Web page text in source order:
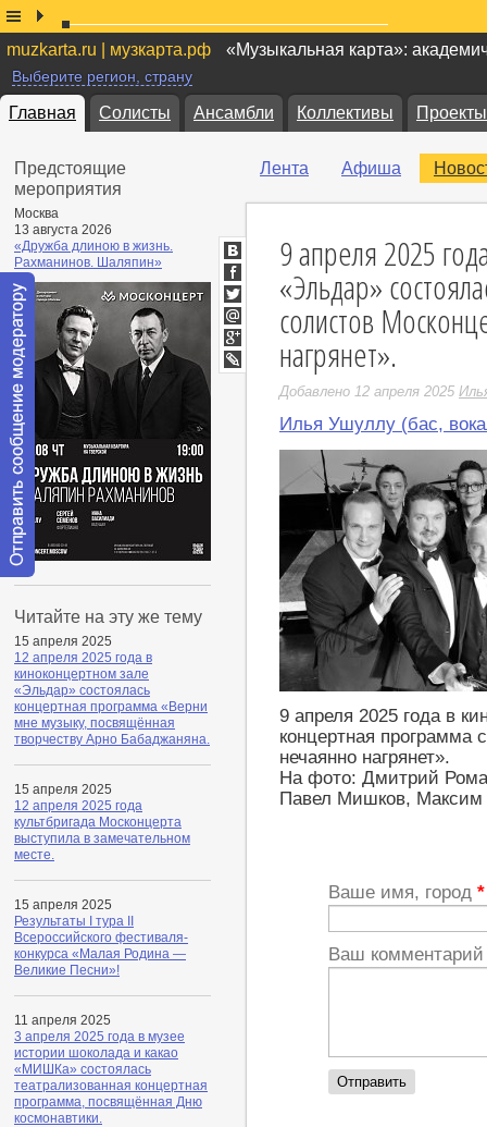
muzkarta.ru | музкарта.рф «Музыкальная карта»:
Выберите регион, страну
Главная Солисты Ансамбли Коллективы Проекты
Предстоящие
мероприятия
Москва
13 августа 2026
«Дружба длиною в жизнь.
Рахманинов. Шаляпин»
Читайте на эту же тему
15 апреля 2025
12 апреля 2025 года в
киноконцертном зале
«Эльдар» состоялась
концертная программа «Верни
мне музыку, посвящённая
творчеству Арно Бабаджаняна.
15 апреля 2025
12 апреля 2025 года
культбригада Москонцерта
выступила в замечательном
месте.
15 апреля 2025
Результаты I тура II
Всероссийского фестиваля-
конкурса «Малая Родина —
Великие Песни»!
11 апреля 2025
3 апреля 2025 года в музее
истории шоколада и какао
«МИШКа» состоялась
театрализованная концертная
программа, посвящённая Дню
космонавтики.
Лента Афиша
9 апреля 2025
«Эльдар»
солистов
нагрянет».
Добавлено 12 апреля 2025
Илья Ушуллу (бас,
9 апреля 2025 года в
концертная программа
нечаянно нагрянет».
На фото: Дмитрий
Павел Мишков, Максим
ВКонтакте
Facebook
Twitter
Мой
Мир
Google+
LiveJournal
Ваше имя, город *
Ваш
Отправить
модератору